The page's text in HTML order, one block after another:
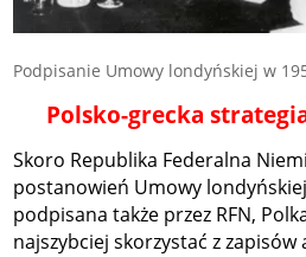
Podpisanie Umowy londyńskiej w
Polsko-grecka
Skoro Republika Federalna
postanowień Umowy
podpisana także przez RFN,
najszybciej skorzystać z zapisów